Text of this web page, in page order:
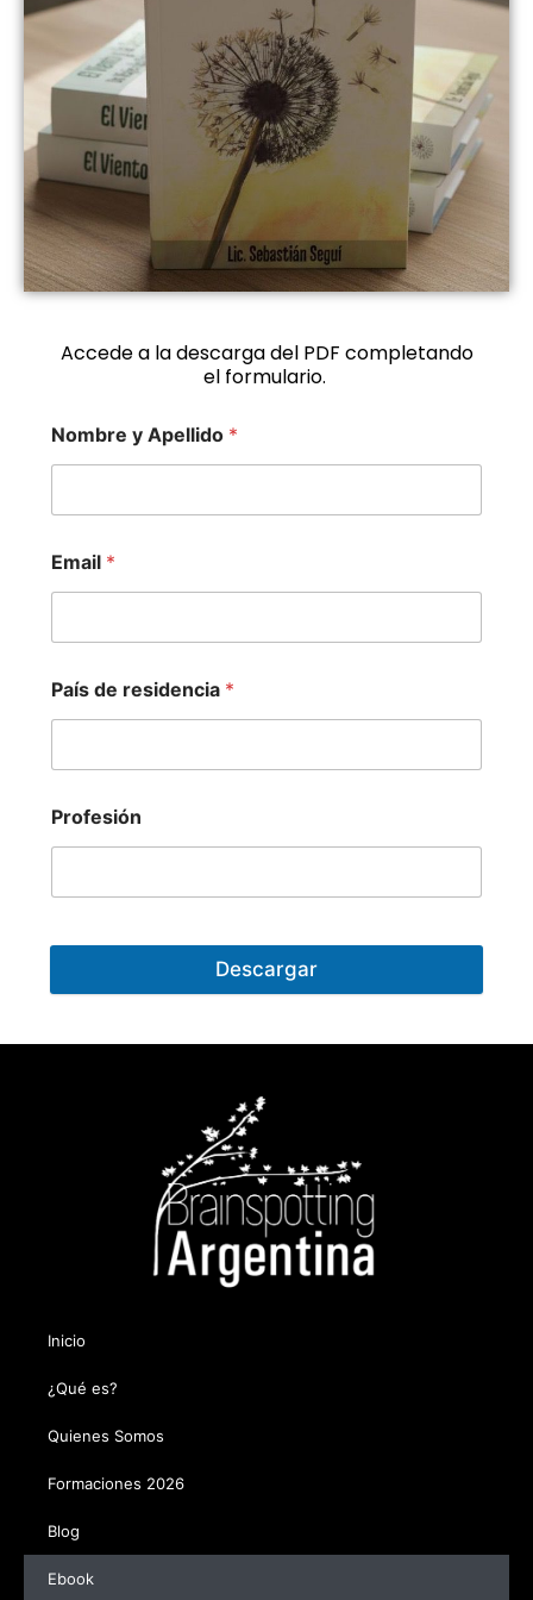
Accede a la descarga del PDF completando
el formulario.
Nombre y Apellido *
Email *
País de residencia *
Profesión
Descargar
Inicio
¿Qué es?
Quienes Somos
Formaciones 2026
Blog
Ebook